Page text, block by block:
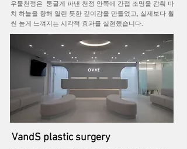
우물천정은 둥글게 파낸 천정 안쪽에 간접 조명을 감춰 마
치 하늘을 향해 열린 듯한 깊이감을 만들었고, 실제보다 훨
씬 높게 느껴지는 시각적 효과를 실현했습니다.
VandS plastic surgery